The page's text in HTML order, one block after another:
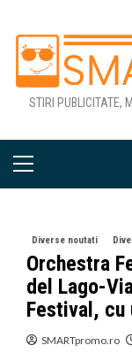
content
STIRI PUBLICITATE,
Primary
Diverse noutati
Orchestra
del Lago-
Festival,
SMARTpromo.ro